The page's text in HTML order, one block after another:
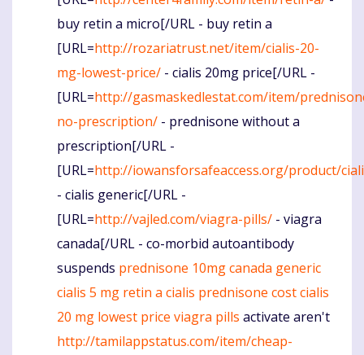
buy retin a micro[/URL - buy retin a
[URL=http://rozariatrust.net/item/cialis-20-
mg-lowest-price/ - cialis 20mg price[/URL -
[URL=http://gasmaskedlestat.com/item/
no-prescription/ - prednisone without a
prescription[/URL -
[URL=http://iowansforsafeaccess.org/product/
- cialis generic[/URL -
[URL=http://vajled.com/viagra-pills/ - viagra
canada[/URL - co-morbid autoantibody
suspends prednisone 10mg canada generic
cialis 5 mg retin a cialis prednisone costcialis
20 mg lowest price viagra pills activate aren't
http://tamilappstatus.com/item/cheap-